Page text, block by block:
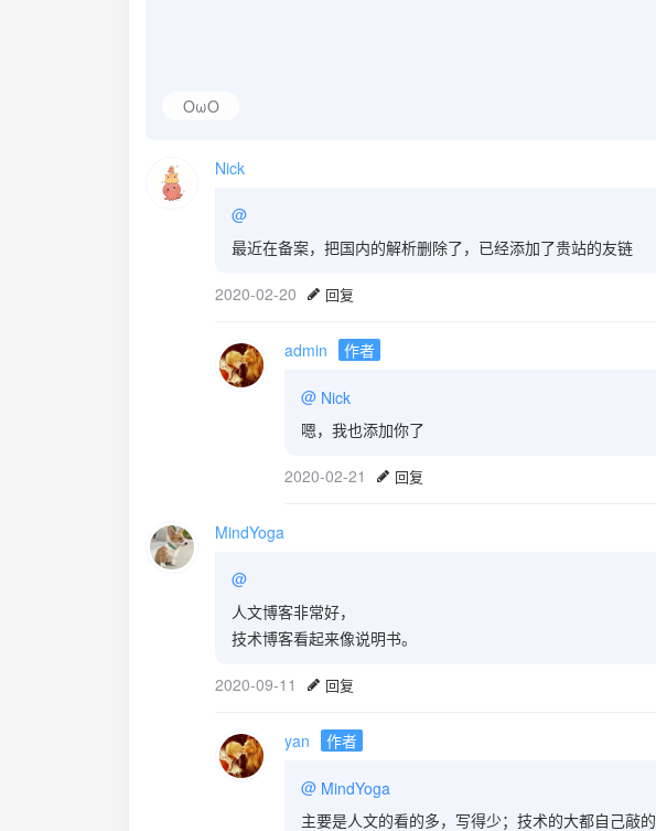
OωO
Nick
@
最近在备案，把国内的解析删除了，已经添加了贵站的友链
2020-02-20 回复
admin 作者
@ Nick
嗯，我也添加你了
2020-02-21 回复
MindYoga
@
人文博客非常好，
技术博客看起来像说明书。
2020-09-11 回复
yan 作者
@ MindYoga
主要是人文的看的多，写得少；技术的大都自己敲的